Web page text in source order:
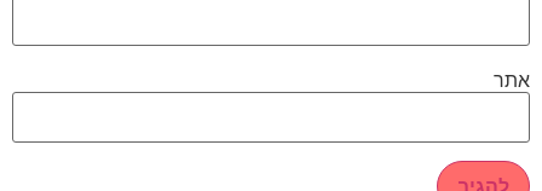
אתר